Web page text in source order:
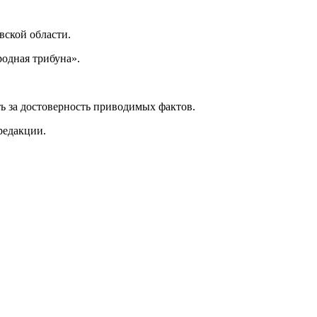
области.
трибуна».
достоверность приводимых фактов.